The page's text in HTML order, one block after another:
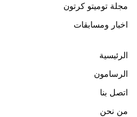
مجلة توميتو كرتون
اخبار ومسابقات
الرئيسية
الرسامون
اتصل بنا
من نحن